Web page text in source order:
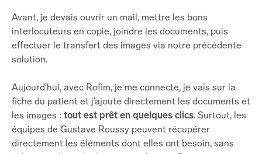
Avant, je devais ouvrir un mail, mettre les bons
interlocuteurs en copie, joindre les documents, puis
effectuer le transfert des images via notre précédente
solution.
Aujourd’hui, avec Rofim, je me connecte, je vais sur la
fiche du patient et j’ajoute directement les documents et
les images : tout est prêt en quelques clics. Surtout, les
équipes de Gustave Roussy peuvent récupérer
directement les éléments dont elles ont besoin, sans